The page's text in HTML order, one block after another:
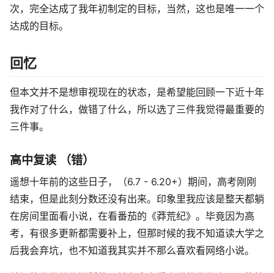
次，完全达成了我年初制定的目标，当然，这也是唯一一个
达成的目标。
回忆
但本文并不是想审视现在的状态，是希望能回顾一下近十年
我作对了什么，做错了什么，所以选了三件我觉得最重要的
三件事。
高中复读 （错）
遥想十年前的这些日子，（6.7 - 6.20+）期间，高考刚刚
结束，但是此刻分数还没有出来。印象里我应该是整天都躺
在房间里面看小说，在看番茄的《莽荒纪》。毕竟因为高
考，有很多更新都需要补上，但那时候的我不知道读大学之
后我会弃坑，也不知道我其实并不那么喜欢看网络小说。